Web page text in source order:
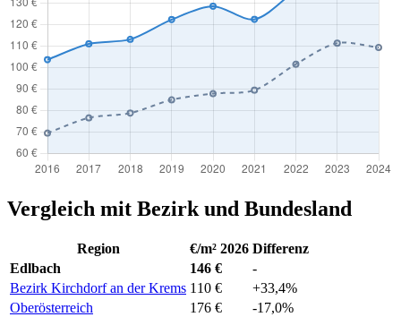
Vergleich mit Bezirk und Bundesland
Region €/m² 2026 Differenz
Edlbach
146 €
-
Bezirk Kirchdorf an der Krems 110 €
+33,4%
Oberösterreich
176 € -17,0%